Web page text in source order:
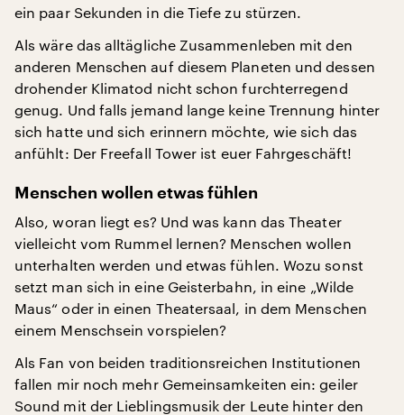
ein paar Sekunden in die Tiefe zu stürzen.
Als wäre das alltägliche Zusammenleben mit den
anderen Menschen auf diesem Planeten und dessen
drohender Klimatod nicht schon furchterregend
genug. Und falls jemand lange keine Trennung hinter
sich hatte und sich erinnern möchte, wie sich das
anfühlt: Der Freefall Tower ist euer Fahrgeschäft!
Menschen wollen etwas fühlen
Also, woran liegt es? Und was kann das Theater
vielleicht vom Rummel lernen? Menschen wollen
unterhalten werden und etwas fühlen. Wozu sonst
setzt man sich in eine Geisterbahn, in eine „Wilde
Maus“ oder in einen Theatersaal, in dem Menschen
einem Menschsein vorspielen?
Als Fan von beiden traditionsreichen Institutionen
fallen mir noch mehr Gemeinsamkeiten ein: geiler
Sound mit der Lieblingsmusik der Leute hinter den